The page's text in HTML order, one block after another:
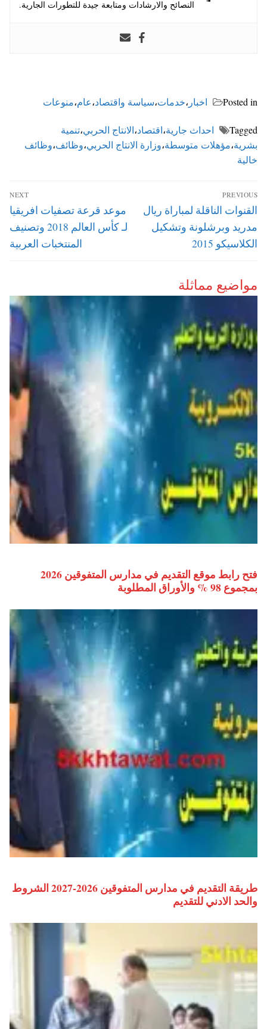
النصائح والارشادات ومتابعة جيدة للتطورات الجارية.
Posted in اخبار ،خدمات،سياسة واقتصاد،عام،منوعات
Tagged احداث جارية،اقتصاد،الانتاج الحربي،تنمية
بشرية،مؤهلات متوسطة،وزارة الانتاج الحربي،وظائف،وظائف
خالية
تصفّح
المقالات
PREVIOUS
Previous
post:
القنوات الناقلة لمباراة ريال
مدريد وبرشلونة وتشكيل
الكلاسيكو 2015
NEXT
Next
post:
موعد قرعة تصفيات افريقيا
لـ كأس العالم 2018 وتصنيف
المنتخبات العربية
مواضيع مماثلة
فتح رابط موقع التقديم في مدارس المتفوقين 2026
بمجموع 98 % والأوراق المطلوبة
طريقة التقديم في مدارس المتفوقين 2026-2027 الشروط
والحد الادني للتقديم